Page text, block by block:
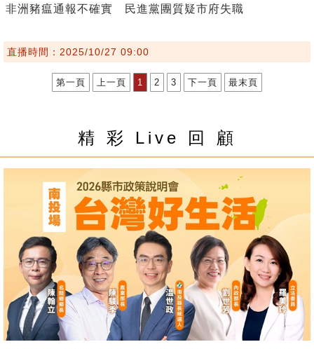
非洲豬瘟通報不確實 民進黨團質疑市府失職
直播時間：2025/10/27 09:00
第一頁 上一頁 1 2 3 下一頁 最末頁
精 彩 Live 回 顧